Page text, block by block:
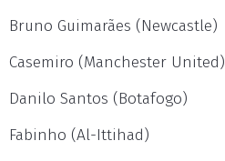
Bruno Guimarães (Newcastle)
Casemiro (Manchester United)
Danilo Santos (Botafogo)
Fabinho (Al-Ittihad)